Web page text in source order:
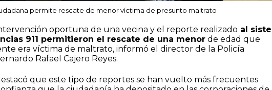
permite rescate de menor víctima de presunto maltrato
oportuna de una vecina y el reporte realizado al
911 permitieron el rescate de una menor de edad que
era víctima de maltrato, informó el director de la Policía
Rafael Cajero Reyes.
que este tipo de reportes se han vuelto más frecuentes